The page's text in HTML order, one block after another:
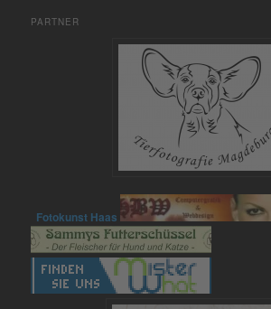
PARTNER
Fotokunst Haas